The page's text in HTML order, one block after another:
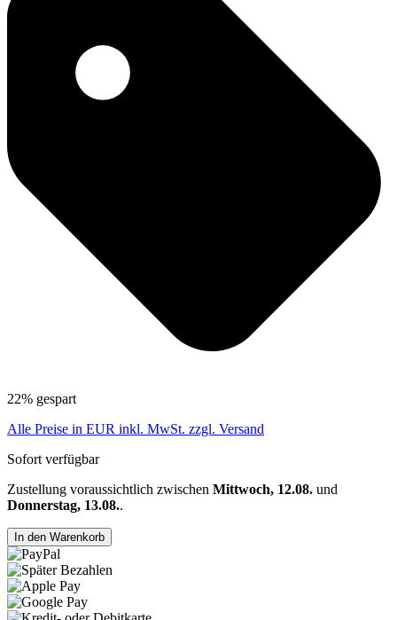
22% gespart
Alle Preise in EUR inkl. MwSt. zzgl. Versand
Sofort verfügbar
Zustellung voraussichtlich zwischen Mittwoch, 12.08. und
Donnerstag, 13.08..
In den Warenkorb